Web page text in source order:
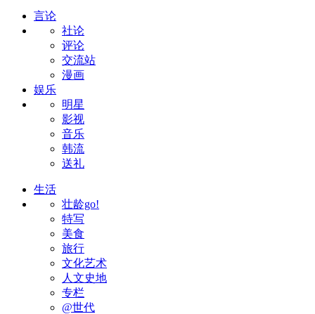
言论
社论
评论
交流站
漫画
娱乐
明星
影视
音乐
韩流
送礼
生活
壮龄go!
特写
美食
旅行
文化艺术
人文史地
专栏
@世代